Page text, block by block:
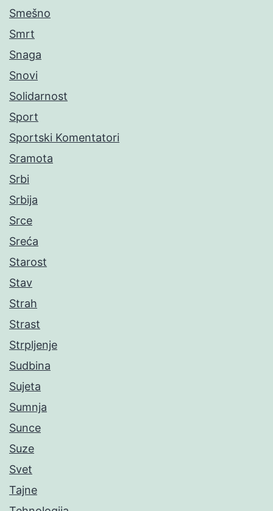
Smešno
Smrt
Snaga
Snovi
Solidarnost
Sport
Sportski Komentatori
Sramota
Srbi
Srbija
Srce
Sreća
Starost
Stav
Strah
Strast
Strpljenje
Sudbina
Sujeta
Sumnja
Sunce
Suze
Svet
Tajne